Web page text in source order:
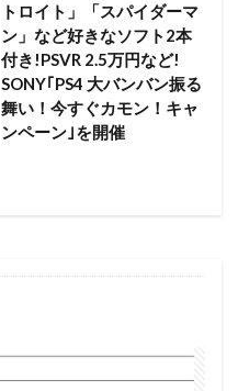
トロイト」「スパイダーマ
ン」など好きなソフト2本
付き!PSVR 2.5万円など!
SONY｢PS4 大バンバン振る
舞い！今すぐカモン！キャ
ンペーン｣を開催